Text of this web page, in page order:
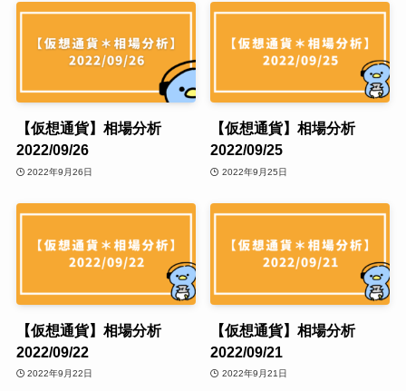
【仮想通貨】相場分析
2022/09/26
2022年9月26日
【仮想通貨】相場分析
2022/09/25
2022年9月25日
【仮想通貨】相場分析
2022/09/22
2022年9月22日
【仮想通貨】相場分析
2022/09/21
2022年9月21日